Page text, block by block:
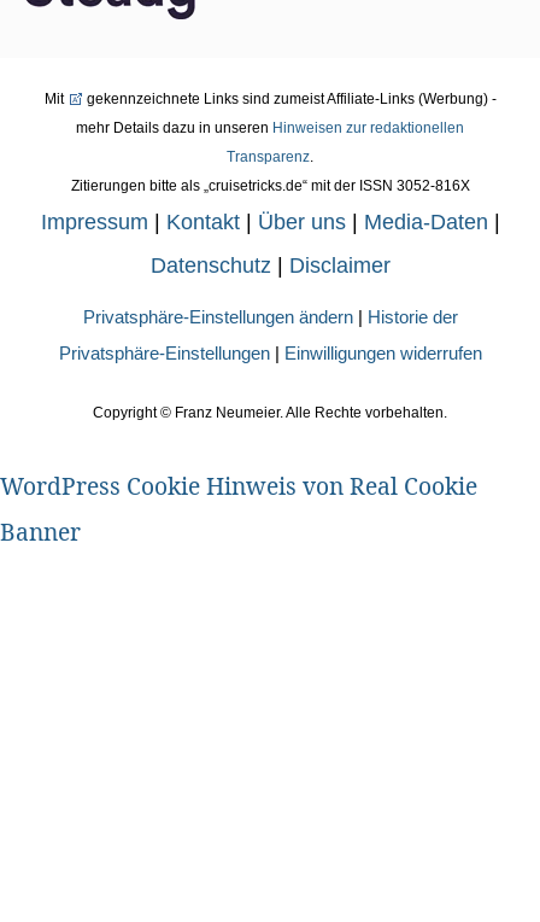
Mit
gekennzeichnete Links sind zumeist Affiliate-Links (Werbung) -
mehr Details dazu in unseren Hinweisen zur redaktionellen
Transparenz.
Zitierungen bitte als „cruisetricks.de“ mit der ISSN 3052-816X
Impressum | Kontakt| Über uns| Media-Daten |
Datenschutz | Disclaimer
Privatsphäre-Einstellungen ändern| Historie der
Privatsphäre-Einstellungen| Einwilligungen widerrufen
Copyright © Franz Neumeier. Alle Rechte vorbehalten.
WordPress Cookie Hinweis von Real Cookie
Banner